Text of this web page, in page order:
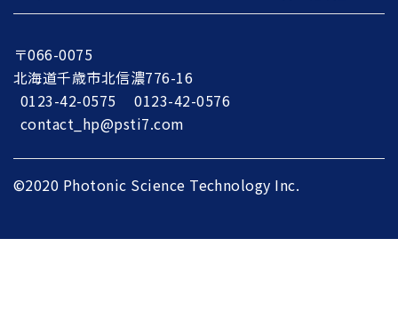
〒066-0075
北海道千歳市北信濃776-16
0123-42-0575
0123-42-0576
contact_hp@psti7.com
©2020 Photonic Science Technology Inc.